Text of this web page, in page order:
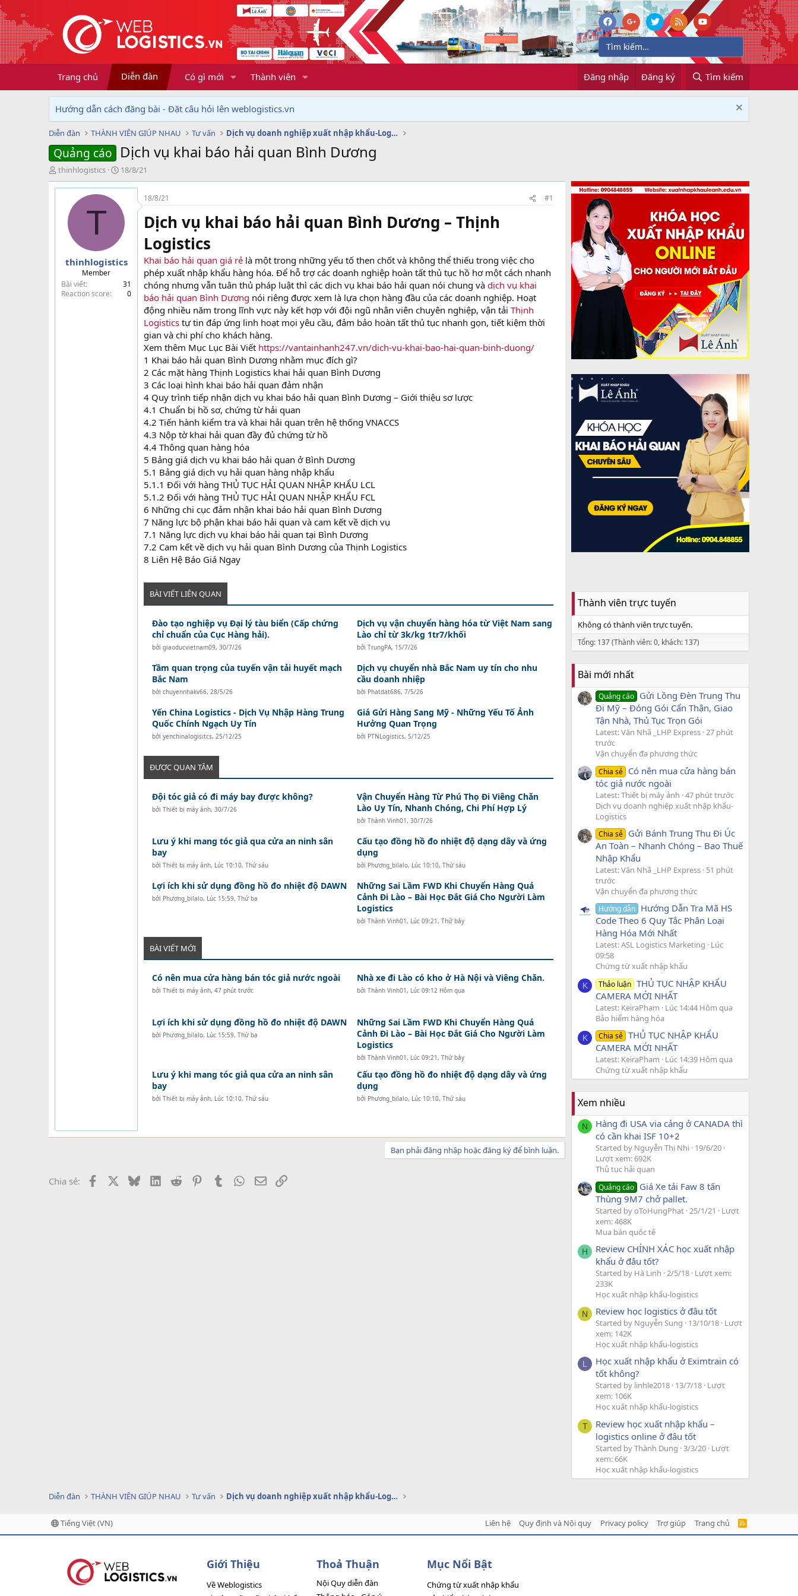
Trang chủ Diễn đàn Có gì mới Thành viên Đăng nhập Đăng ký Tìm kiếm
Hướng dẫn cách đăng bài - Đặt câu hỏi lên weblogistics.vn
Diễn đàn THÀNH VIÊN GIÚP NHAU Tư vấn Dịch vụ doanh nghiệp xuất nhập khẩu-Logistics
Quảng cáo Dịch vụ khai báo hải quan Bình Dương
T
h
r
thinhlogistics
N
g
à
g
ử
i
18/8/21
T
thinhlogistics
Member
Bài viết
31
Reaction score
0
18/8/21 #1
Dịch vụ khai báo hải quan Bình Dương – Thịnh
Logistics
Khai báo hải quan giá rẻ là một trong những yếu tố then chốt và không thể thiếu trong việc cho
phép xuất nhập khẩu hàng hóa. Để hỗ trợ các doanh nghiệp hoàn tất thủ tục hồ hơ một cách nhanh
chóng nhưng vẫn tuân thủ pháp luật thì các dịch vụ khai báo hải quan nói chung và dịch vụ khai
báo hải quan Bình Dương nói riêng được xem là lựa chọn hàng đầu của các doanh nghiệp. Hoạt
động nhiều năm trong lĩnh vực này kết hợp với đội ngũ nhân viên chuyên nghiệp, vận tải Thịnh
Logistics tự tin đáp ứng linh hoạt mọi yêu cầu, đảm bảo hoàn tất thủ tục nhanh gọn, tiết kiệm thời
gian và chi phí cho khách hàng.
Xem thêm Mục Lục Bài Viết https://vantainhanh247.vn/dich-vu-khai-bao-hai-quan-binh-duong/
1 Khai báo hải quan Bình Dương nhằm mục đích gì?
2 Các mặt hàng Thịnh Logistics khai hải quan Bình Dương
3 Các loại hình khai báo hải quan đảm nhận
4 Quy trình tiếp nhận dịch vụ khai báo hải quan Bình Dương – Giới thiệu sơ lược
4.1 Chuẩn bị hồ sơ, chứng từ hải quan
4.2 Tiến hành kiểm tra và khai hải quan trên hệ thống VNACCS
4.3 Nộp tờ khai hải quan đầy đủ chứng từ hồ
4.4 Thông quan hàng hóa
5 Bảng giá dịch vụ khai báo hải quan ở Bình Dương
5.1 Bảng giá dịch vụ hải quan hàng nhập khẩu
5.1.1 Đối với hàng THỦ TỤC HẢI QUAN NHẬP KHẨU LCL
5.1.2 Đối với hàng THỦ TỤC HẢI QUAN NHẬP KHẨU FCL
6 Những chi cục đảm nhận khai báo hải quan Bình Dương
7 Năng lực bộ phận khai báo hải quan và cam kết về dịch vụ
7.1 Năng lực dịch vụ khai báo hải quan tại Bình Dương
7.2 Cam kết về dịch vụ hải quan Bình Dương của Thịnh Logistics
8 Liên Hệ Báo Giá Ngay
BÀI VIẾT LIÊN QUAN
Đào tạo nghiệp vụ Đại lý tàu biển (Cấp chứng
chỉ chuẩn của Cục Hàng hải).
bởi giaoducvietnam09, 30/7/26
Dịch vụ vận chuyển hàng hóa từ Việt Nam sang
Lào chỉ từ 3k/kg 1tr7/khối
bởi TrungPA, 15/7/26
Tầm quan trọng của tuyến vận tải huyết mạch
Bắc Nam
bởi chuyennhakv66, 28/5/26
Dịch vụ chuyển nhà Bắc Nam uy tín cho nhu
cầu doanh nhiệp
bởi Phatdat686, 7/5/26
Yến China Logistics - Dịch Vụ Nhập Hàng Trung
Quốc Chính Ngạch Uy Tín
bởi yenchinalogisitcs, 25/12/25
Giá Gửi Hàng Sang Mỹ - Những Yếu Tố Ảnh
Hưởng Quan Trọng
bởi PTNLogistics, 5/12/25
ĐƯỢC QUAN TÂM
Đội tóc giả có đi máy bay được không?
bởi Thiết bị máy ảnh, 30/7/26
Vận Chuyển Hàng Từ Phú Thọ Đi Viêng Chăn
Lào Uy Tín, Nhanh Chóng, Chi Phí Hợp Lý
bởi Thành Vinh01, 30/7/26
Lưu ý khi mang tóc giả qua cửa an ninh sân
bay
bởi Thiết bị máy ảnh, Lúc 10:10, Thứ sáu
Cấu tạo đồng hồ đo nhiệt độ dạng dây và ứng
dụng
bởi Phương_bilalo, Lúc 10:10, Thứ sáu
Lợi ích khi sử dụng đồng hồ đo nhiệt độ DAWN
bởi Phương_bilalo, Lúc 15:59, Thứ ba
Những Sai Lầm FWD Khi Chuyển Hàng Quá
Cảnh Đi Lào – Bài Học Đắt Giá Cho Người Làm
Logistics
bởi Thành Vinh01, Lúc 09:21, Thứ bảy
BÀI VIẾT MỚI
Có nên mua cửa hàng bán tóc giả nước ngoài
bởi Thiết bị máy ảnh, 47 phút trước
Nhà xe đi Lào có kho ở Hà Nội và Viêng Chăn.
bởi Thành Vinh01, Lúc 09:12 Hôm qua
Lợi ích khi sử dụng đồng hồ đo nhiệt độ DAWN
bởi Phương_bilalo, Lúc 15:59, Thứ ba
Những Sai Lầm FWD Khi Chuyển Hàng Quá
Cảnh Đi Lào – Bài Học Đắt Giá Cho Người Làm
Logistics
bởi Thành Vinh01, Lúc 09:21, Thứ bảy
Lưu ý khi mang tóc giả qua cửa an ninh sân
bay
bởi Thiết bị máy ảnh, Lúc 10:10, Thứ sáu
Cấu tạo đồng hồ đo nhiệt độ dạng dây và ứng
dụng
bởi Phương_bilalo, Lúc 10:10, Thứ sáu
Bạn phải đăng nhập hoặc đăng ký để bình luận.
Chia sẻ: Facebook BlueskyLinkedIn
Reddit PinterestTumblr WhatsApp
EmailLink
Thành viên trực tuyến
Không có thành viên trực tuyến.
Tổng: 137 (Thành viên: 0, khách: 137)
Bài mới nhất
Quảng cáo Gửi Lồng Đèn Trung Thu
Đi Mỹ – Đóng Gói Cẩn Thận, Giao
Tận Nhà, Thủ Tục Trọn Gói
Latest: Văn Nhã _LHP Express 27 phút
trước
Vận chuyển đa phương thức
Chia sẻ Có nên mua cửa hàng bán
tóc giả nước ngoài
Latest: Thiết bị máy ảnh 47 phút trước
Dịch vụ doanh nghiệp xuất nhập khẩu-
Logistics
Chia sẻ Gửi Bánh Trung Thu Đi Úc
An Toàn – Nhanh Chóng – Bao Thuế
Nhập Khẩu
Latest: Văn Nhã _LHP Express 51 phút
trước
Vận chuyển đa phương thức
Hướng dẫn Hướng Dẫn Tra Mã HS
Code Theo 6 Quy Tắc Phân Loại
Hàng Hóa Mới Nhất
Latest: ASL Logistics Marketing
Lúc
09:58
Chứng từ xuất nhập khẩu
K Thảo luận THỦ TỤC NHẬP KHẨU
CAMERA MỚI NHẤT
Latest: KeiraPham
Lúc 14:44 Hôm qua
Bảo hiểm hàng hóa
K Chia sẻ THỦ TỤC NHẬP KHẨU
CAMERA MỚI NHẤT
Latest: KeiraPham
Lúc 14:39 Hôm qua
Chứng từ xuất nhập khẩu
Xem nhiều
N
Hàng đi USA via cảng ở CANADA thì
có cần khai ISF 10+2
Started by Nguyễn Thị Nhi 19/6/20
Lượt xem: 692K
Thủ tục hải quan
Quảng cáo Giá Xe tải Faw 8 tấn
Thùng 9M7 chở pallet.
Started by oToHungPhat 25/1/21
Lượt
xem: 468K
Mua bán quốc tế
H
Review CHÍNH XÁC học xuất nhập
khẩu ở đâu tốt?
Started by Hà Linh 2/5/18 Lượt xem:
233K
Học xuất nhập khẩu-logistics
N Review học logistics ở đâu tốt
Started by Nguyễn Sung 13/10/18 Lượt
xem: 142K
Học xuất nhập khẩu-logistics
L
Học xuất nhập khẩu ở Eximtrain có
tốt không?
Started by linhle2018 13/7/18 Lượt
xem: 106K
Học xuất nhập khẩu-logistics
T
Review học xuất nhập khẩu –
logistics online ở đâu tốt
Started by Thành Dung 3/3/20 Lượt
xem: 66K
Học xuất nhập khẩu-logistics
Diễn đàn THÀNH VIÊN GIÚP NHAU Tư vấn Dịch vụ doanh nghiệp xuất nhập khẩu-Logistics
Tiếng Việt (VN) Liên hệ Quy định và Nội quy Privacy policy Trợ giúp Trang chủ
R
Giới Thiệu
Về Weblogistics
Thoả Thuận
Nội Quy diễn đàn
Mục Nổi Bật
Chứng từ xuất nhập khẩu